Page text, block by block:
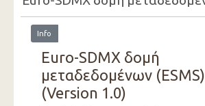
Info
Euro-SDMX δομή
μεταδεδομένων
(Version 1.0)